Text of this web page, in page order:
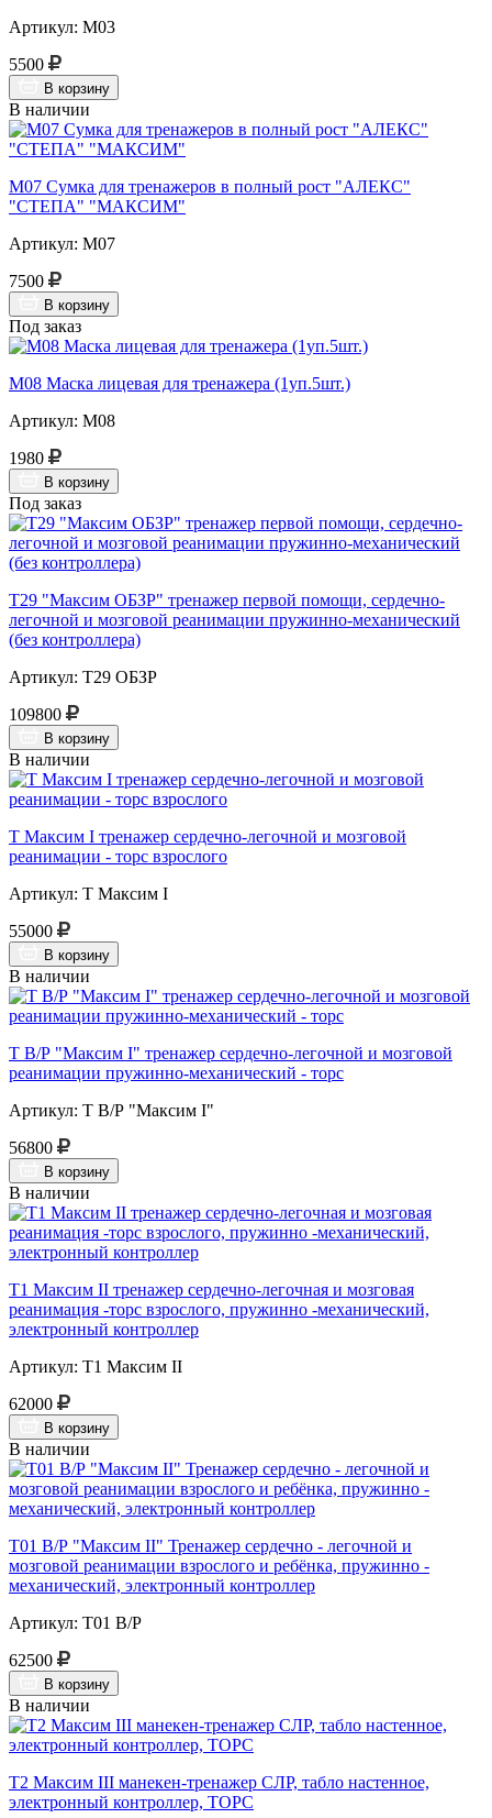
Артикул: М03
5500
В корзину
В наличии
М07 Сумка для тренажеров в полный рост "АЛЕКС"
"СТЕПА" "МАКСИМ"
Артикул: М07
7500
В корзину
Под заказ
М08 Маска лицевая для тренажера (1уп.5шт.)
Артикул: М08
1980
В корзину
Под заказ
Т29 "Максим ОБЗР" тренажер первой помощи, сердечно-
легочной и мозговой реанимации пружинно-механический
(без контроллера)
Артикул: Т29 ОБЗР
109800
В корзину
В наличии
Т Максим I тренажер сердечно-легочной и мозговой
реанимации - торс взрослого
Артикул: Т Максим I
55000
В корзину
В наличии
Т В/Р "Максим I" тренажер сердечно-легочной и мозговой
реанимации пружинно-механический - торс
Артикул: Т В/Р "Максим I"
56800
В корзину
В наличии
Т1 Максим II тренажер сердечно-легочная и мозговая
реанимация -торс взрослого, пружинно -механический,
электронный контроллер
Артикул: Т1 Максим II
62000
В корзину
В наличии
Т01 В/Р "Максим II" Тренажер сердечно - легочной и
мозговой реанимации взрослого и ребёнка, пружинно -
механический, электронный контроллер
Артикул: Т01 В/Р
62500
В корзину
В наличии
Т2 Максим III манекен-тренажер СЛР, табло настенное,
электронный контроллер, ТОРС